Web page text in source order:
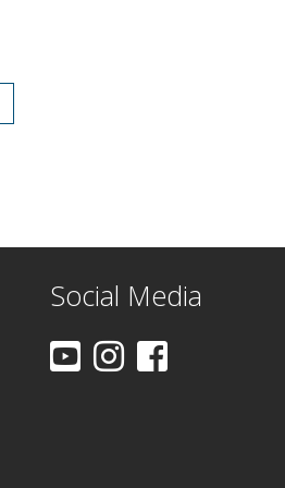
Social Media